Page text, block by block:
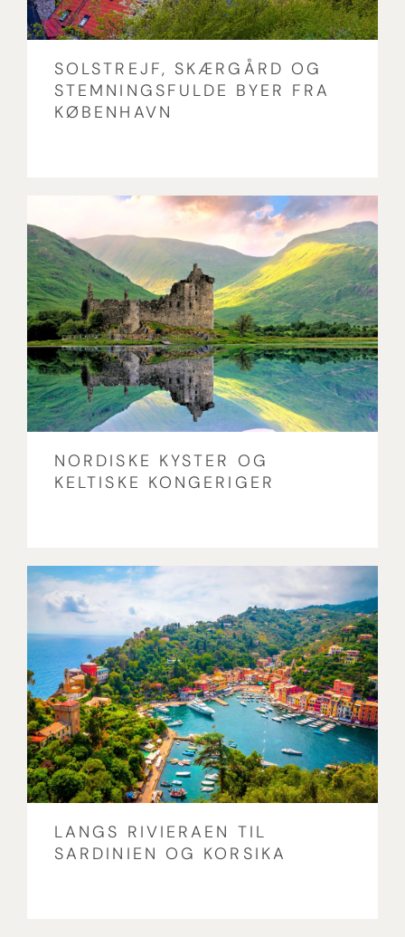
SOLSTREJF, SKÆRGÅRD OG
STEMNINGSFULDE BYER FRA
KØBENHAVN
NORDISKE KYSTER OG
KELTISKE KONGERIGER
LANGS RIVIERAEN TIL
SARDINIEN OG KORSIKA